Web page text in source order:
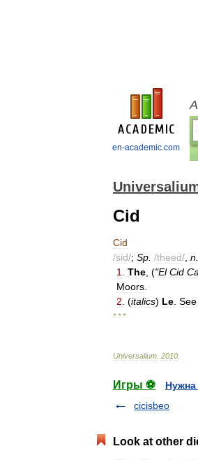
en-academic.com
Cid
Cid
/sid/; Sp /theed/ n
1
The , ("El Cid
Moors
2 (italics) Le See
* * *
Universalium 2010
Игры ⚽
Нужна
cicisbeo
Look at other